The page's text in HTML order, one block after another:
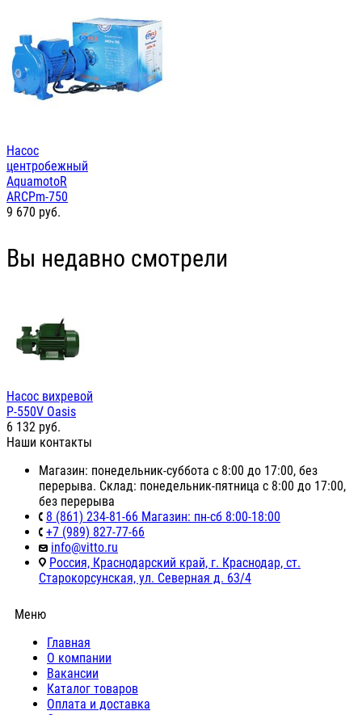
Насос
центробежный
AquamotoR
ARCPm-750
9 670 руб.
Вы недавно смотрели
Насос вихревой
P-550V Oasis
6 132 руб.
Наши контакты
Магазин: понедельник-суббота с 8:00 до 17:00, без
перерыва. Склад: понедельник-пятница с 8:00 до 17:00,
без перерыва
8 (861) 234-81-66 Магазин: пн-сб 8:00-18:00
+7 (989) 827-77-66
info@vitto.ru
Россия, Краснодарский край, г. Краснодар, ст.
Старокорсунская, ул. Северная д. 63/4
Меню
Главная
О компании
Вакансии
Каталог товаров
Оплата и доставка